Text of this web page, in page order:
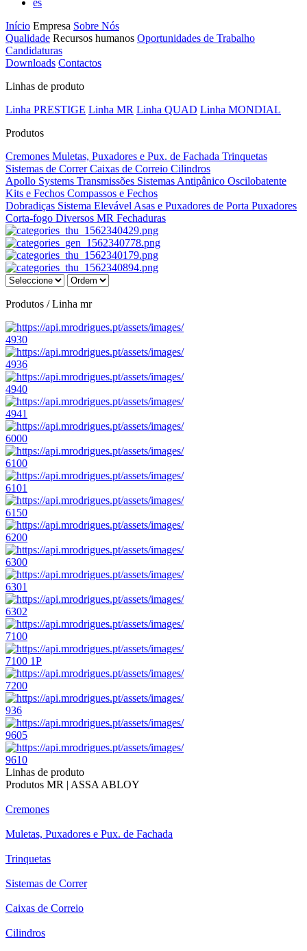
es
Início Empresa Sobre Nós
Qualidade Recursos humanos Oportunidades de Trabalho
Candidaturas
Downloads Contactos
Linhas de produto
Linha PRESTIGE Linha MR Linha QUAD Linha MONDIAL
Produtos
Cremones Muletas, Puxadores e Pux. de Fachada Trinquetas
Sistemas de CorrerCaixas de Correio Cilindros
Apollo Systems Transmissões Sistemas Antipânico Oscilobatente
Kits e Fechos Compassos e Fechos
Dobradiças Sistema Elevável Asas e Puxadores de Porta Puxadores
Corta-fogo Diversos MR Fechaduras
Produtos / Linha mr
4930
4936
4940
4941
6000
6100
6101
6150
6200
6300
6301
6302
7100
7100 1P
7200
936
9605
9610
Linhas de produto
Produtos MR | ASSA ABLOY
Cremones
Muletas, Puxadores e Pux. de Fachada
Trinquetas
Sistemas de Correr
Caixas de Correio
Cilindros